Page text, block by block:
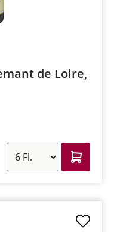
de Loire,